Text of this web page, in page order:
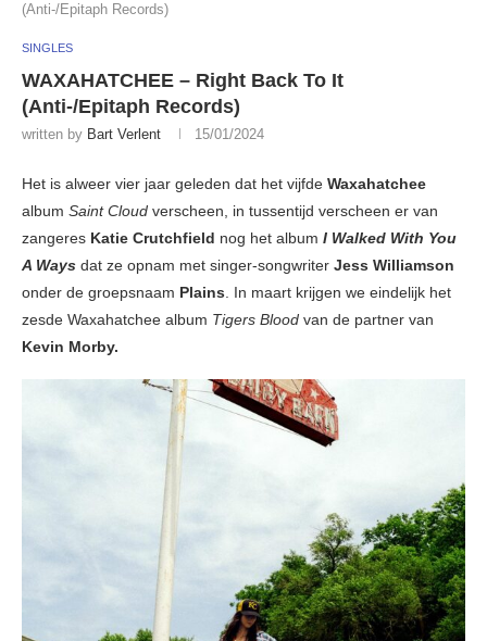
(Anti-/Epitaph Records)
SINGLES
WAXAHATCHEE – Right Back To It
(Anti-/Epitaph Records)
written by Bart Verlent 15/01/2024
Het is alweer vier jaar geleden dat het vijfde Waxahatchee
album Saint Cloud verscheen, in tussentijd verscheen er van
zangeres Katie Crutchfield nog het album I Walked With You
A Ways dat ze opnam met singer-songwriter Jess Williamson
onder de groepsnaam Plains. In maart krijgen we eindelijk het
zesde Waxahatchee album Tigers Blood van de partner van
Kevin Morby.